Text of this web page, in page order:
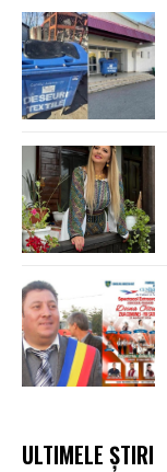
ULTIMELE ȘTIRI